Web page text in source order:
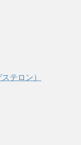
テロン）